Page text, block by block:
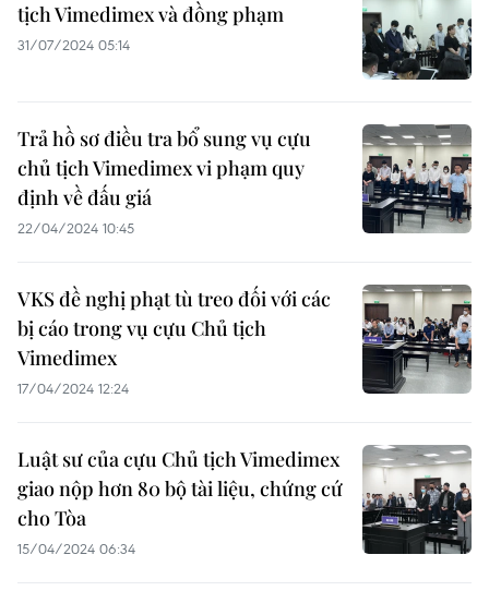
tịch Vimedimex và đồng phạm
31/07/2024 05:14
Trả hồ sơ điều tra bổ sung vụ cựu
chủ tịch Vimedimex vi phạm quy
định về đấu giá
22/04/2024 10:45
VKS đề nghị phạt tù treo đối với các
bị cáo trong vụ cựu Chủ tịch
Vimedimex
17/04/2024 12:24
Luật sư của cựu Chủ tịch Vimedimex
giao nộp hơn 80 bộ tài liệu, chứng cứ
cho Tòa
15/04/2024 06:34